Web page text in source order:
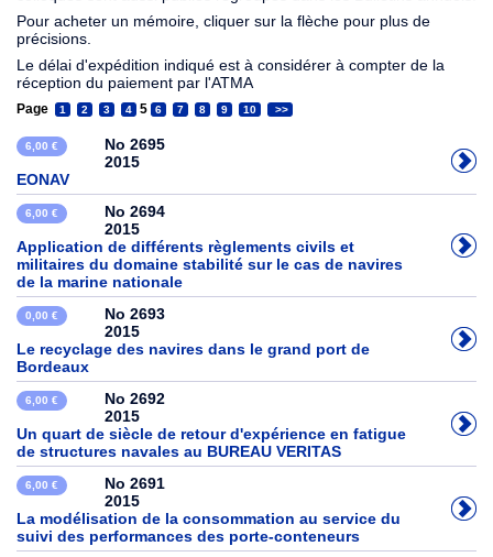
Pour acheter un mémoire, cliquer sur la flèche pour plus de
précisions.
Le délai d'expédition indiqué est à considérer à compter de la
réception du paiement par l'ATMA
Page 1 2 3 4 5 6 7 8 9 10 >>
6,00 €
No 2695
2015
EONAV
6,00 €
No 2694
2015
Application de différents règlements civils et
militaires du domaine stabilité sur le cas de navires
de la marine nationale
0,00 €
No 2693
2015
Le recyclage des navires dans le grand port de
Bordeaux
6,00 €
No 2692
2015
Un quart de siècle de retour d'expérience en fatigue
de structures navales au BUREAU VERITAS
6,00 €
No 2691
2015
La modélisation de la consommation au service du
suivi des performances des porte-conteneurs